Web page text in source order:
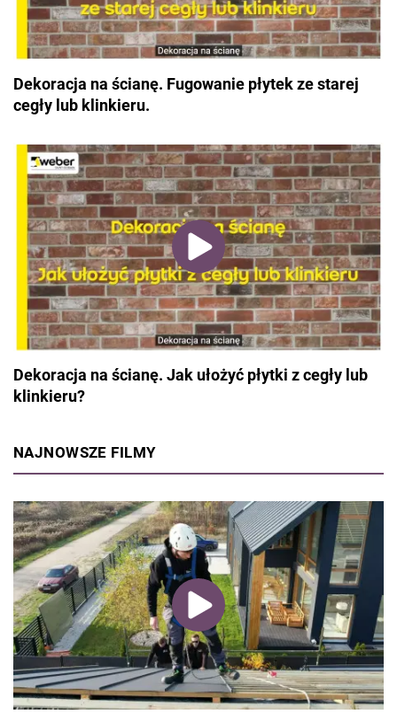
Dekoracja na ścianę. Fugowanie płytek ze starej
cegły lub klinkieru.
Dekoracja na ścianę. Jak ułożyć płytki z cegły lub
klinkieru?
NAJNOWSZE FILMY